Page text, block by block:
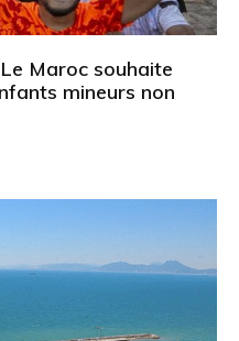
Maroc souhaite
mineurs non